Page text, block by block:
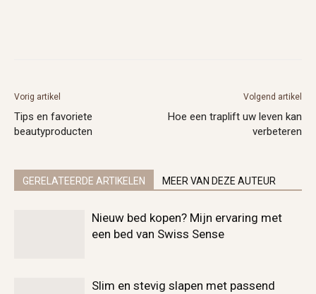
Vorig artikel
Tips en favoriete
beautyproducten
Volgend artikel
Hoe een traplift uw leven kan
verbeteren
GERELATEERDE ARTIKELEN MEER VAN DEZE AUTEUR
Nieuw bed kopen? Mijn ervaring met
een bed van Swiss Sense
Slim en stevig slapen met passend